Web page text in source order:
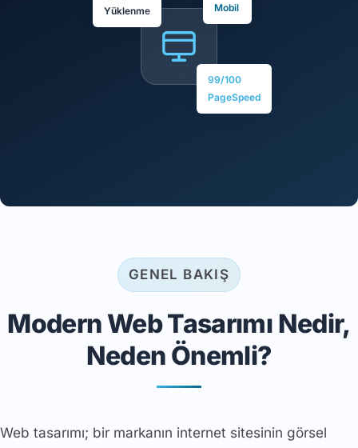
99/100
PageSpeed
Yüklenme
Mobil
GENEL BAKIŞ
Modern Web Tasarımı Nedir,
Neden Önemli?
Web tasarımı; bir markanın internet sitesinin görsel